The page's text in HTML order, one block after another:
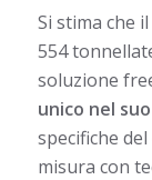
Si stima che
554
soluzione
unico nel
specifiche
misura con